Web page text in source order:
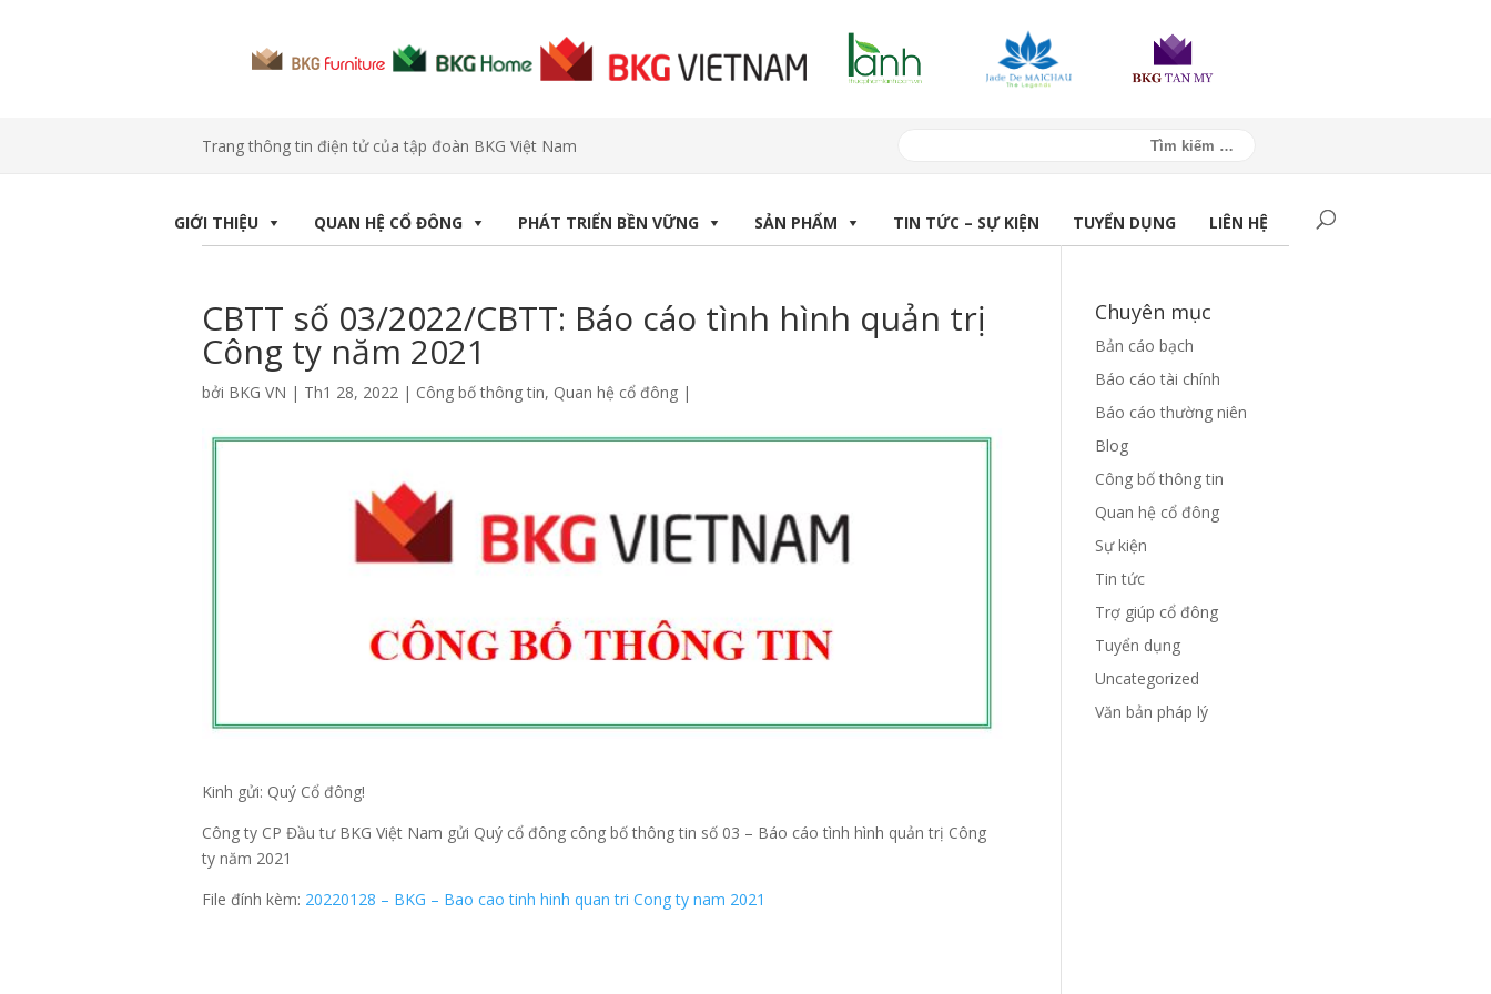
Trang thông tin điện tử của tập đoàn BKG Việt Nam
GIỚI THIỆU QUAN HỆ CỔ ĐÔNG PHÁT TRIỂN BỀN VỮNG SẢN PHẨM TIN TỨC – SỰ KIỆN TUYỂN DỤNG LIÊN HỆ
CBTT số 03/2022/CBTT: Báo cáo tình hình quản trị
Công ty năm 2021
bởi BKG VN | Th1 28, 2022 | Công bố thông tin, Quan hệ cổ đông |
Kinh gửi: Quý Cổ đông!
Công ty CP Đầu tư BKG Việt Nam gửi Quý cổ đông công bố thông tin số 03 – Báo cáo tình hình quản trị Công
ty năm 2021
File đính kèm: 20220128 – BKG – Bao cao tinh hinh quan tri Cong ty nam 2021
Chuyên mục
Bản cáo bạch
Báo cáo tài chính
Báo cáo thường niên
Blog
Công bố thông tin
Quan hệ cổ đông
Sự kiện
Tin tức
Trợ giúp cổ đông
Tuyển dụng
Uncategorized
Văn bản pháp lý